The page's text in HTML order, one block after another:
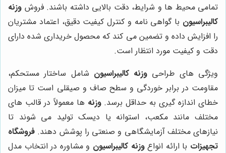
تمامی محیط ها و شرایط، دقت بالایی داشته باشند. فروش وزنه
کالیبراسیون با گواهی نامه و کنترل کیفیت دقیق، اعتماد مشتریان
را افزایش داده و تضمین می کند که محصول خریداری شده دارای
دقت و کیفیت مورد انتظار است.
ویژگی های طراحی وزنه کالیبراسیون شامل ساختار مستحکم،
مقاومت در برابر خوردگی و سطح صاف و صیقلی است تا میزان
خطای اندازه گیری به حداقل برسد.وزنه ها معمولاً در قالب های
مختلف مانند مکعب، استوانه یا دیسک تولید می شوند تا
نیازهای مختلف آزمایشگاهی و صنعتی را پوشش دهند. فروشگاه
تجهیزات با ارائه انواعوزنه کالیبراسیون و مشاوره در انتخاب مدل